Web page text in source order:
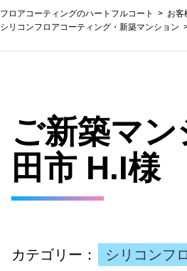
フロアコーティングのハートフルコート
お客
シリコンフロアコーティング ・ 新築マンション
ご新築マ
田市 H.I様
カテゴリー： シリコンフ